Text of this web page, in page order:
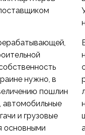
нужно, в
пошлин
автомобильные
и грузовые
основными